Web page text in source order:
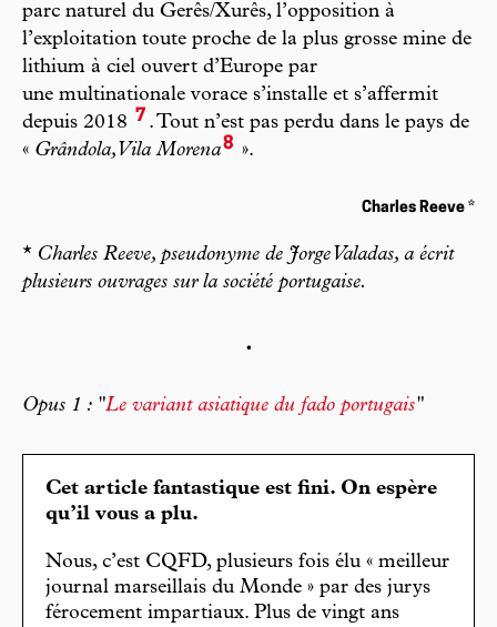
parc naturel du Gerês/Xurês, l’opposition à
l’exploitation toute proche de la plus grosse mine de
lithium à ciel ouvert d’Europe par
une multinationale vorace s’installe et s’affermit
depuis 2018 7 . Tout n’est pas perdu dans le pays de
« Grândola, Vila Morena8 ».
Charles Reeve *
* Charles Reeve, pseudonyme de Jorge Valadas, a écrit
plusieurs ouvrages sur la société portugaise.
.
Opus 1 : "Le variant asiatique du fado portugais"
Cet article fantastique est fini. On espère
qu’il vous a plu.
Nous, c’est CQFD, plusieurs fois élu « meilleur
journal marseillais du Monde » par des jurys
férocement impartiaux. Plus de vingt ans